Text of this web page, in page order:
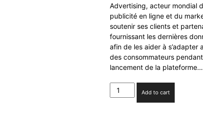
Advertising, acteur mondial
publicité en ligne et du
soutenir ses clients et
fournissant les dernières
afin de les aider à s’adapter
des consommateurs
lancement de la plateforme…
Rakuten
Advertising
Add to cart